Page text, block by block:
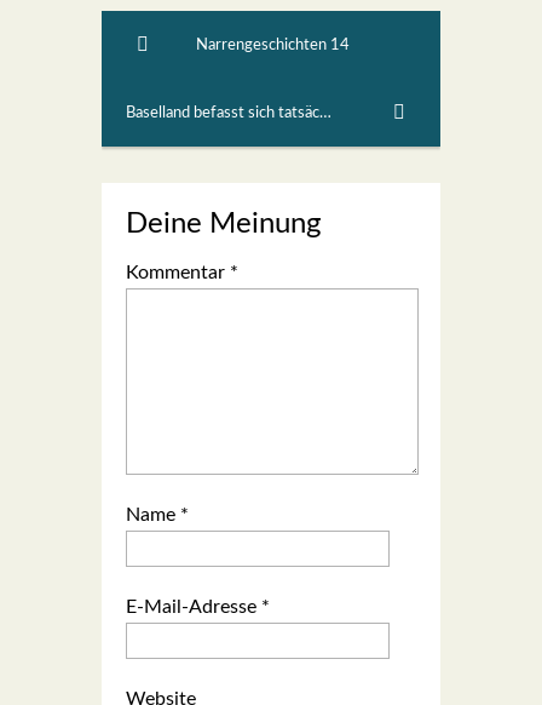
Narrengeschichten 14
Baselland befasst sich tatsächlich mit dem Klima! (2)
Deine Meinung
Kommentar *
Name *
E-Mail-Adresse *
Website